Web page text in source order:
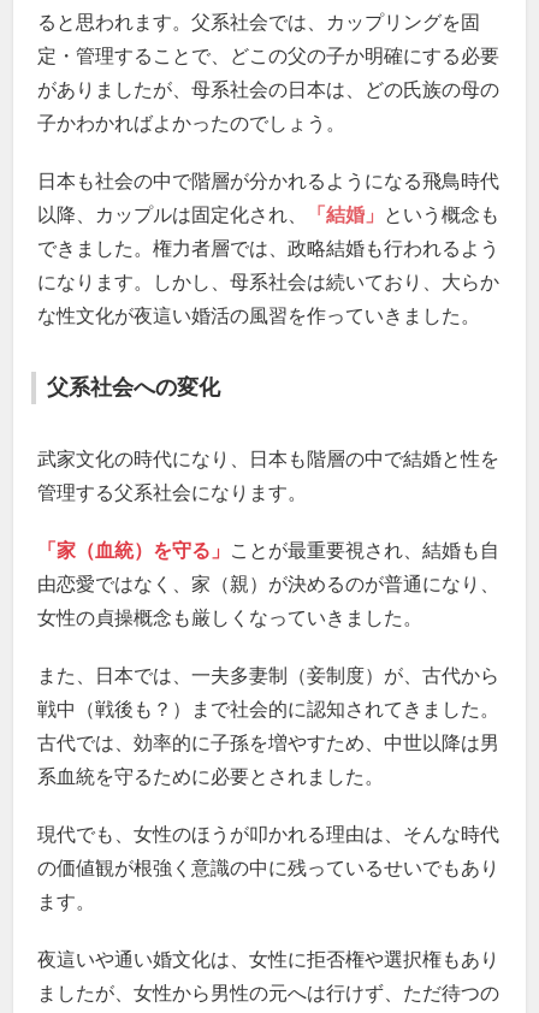
ると思われます。父系社会では、カップリングを固
定・管理することで、どこの父の子か明確にする必要
がありましたが、母系社会の日本は、どの氏族の母の
子かわかればよかったのでしょう。
日本も社会の中で階層が分かれるようになる飛鳥時代
以降、カップルは固定化され、
「結婚」
という概念も
できました。権力者層では、政略結婚も行われるよう
になります。しかし、母系社会は続いており、大らか
な性文化が夜這い婚活の風習を作っていきました。
父系社会への変化
武家文化の時代になり、日本も階層の中で結婚と性を
管理する父系社会になります。
「家（血統）を守る」
ことが最重要視され、結婚も自
由恋愛ではなく、家（親）が決めるのが普通になり、
女性の貞操概念も厳しくなっていきました。
また、日本では、一夫多妻制（妾制度）が、古代から
戦中（戦後も？）まで社会的に認知されてきました。
古代では、効率的に子孫を増やすため、中世以降は男
系血統を守るために必要とされました。
現代でも、女性のほうが叩かれる理由は、そんな時代
の価値観が根強く意識の中に残っているせいでもあり
ます。
夜這いや通い婚文化は、女性に拒否権や選択権もあり
ましたが、女性から男性の元へは行けず、ただ待つの